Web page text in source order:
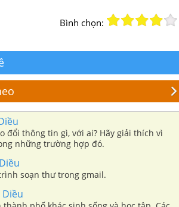
Bình chọn:
đổi thông tin gì, với ai? Hãy giải thích vì
những trường hợp đó.
soạn thư trong gmail.